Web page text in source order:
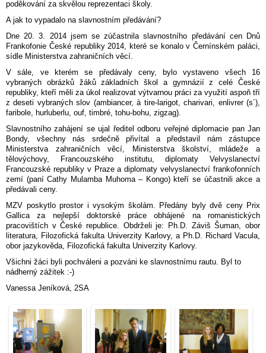
poděkování za skvělou reprezentaci školy.
A jak to vypadalo na slavnostním předávání?
Dne 20. 3. 2014 jsem se zúčastnila slavnostního předávání cen Dnů
Frankofonie České republiky 2014, které se konalo v Černínském paláci,
sídle Ministerstva zahraničních věcí.
V sále, ve kterém se předávaly ceny, bylo vystaveno všech 16
vybraných obrázků žáků základních škol a gymnázií z celé České
republiky, kteří měli za úkol realizovat výtvarnou práci za využití aspoň tří
z deseti vybraných slov (ambiancer, à tire-larigot, charivari, enlivrer (s´),
faribole, hurluberlu, ouf, timbré, tohu-bohu, zigzag).
Slavnostního zahájení se ujal ředitel odboru veřejné diplomacie pan Jan
Bondy, všechny nás srdečně přivítal a představil nám zástupce
Ministerstva zahraničních věcí, Ministerstva školství, mládeže a
tělovýchovy, Francouzského institutu, diplomaty Velvyslanectví
Francouzské republiky v Praze a diplomaty velvyslanectví frankofonních
zemí (paní Cathy Mulamba Muhoma – Kongo) kteří se účastnili akce a
předávali ceny.
MZV poskytlo prostor i vysokým školám. Předány byly dvě ceny Prix
Gallica za nejlepší doktorské práce obhájené na romanistických
pracovištích v České republice. Obdrželi je: Ph.D. Záviš Šuman, obor
literatura, Filozofická fakulta Univerzity Karlovy, a Ph.D. Richard Vacula,
obor jazykověda, Filozofická fakulta Univerzity Karlovy.
Všichni žáci byli pochváleni a pozváni ke slavnostnímu rautu. Byl to
nádherný zážitek :-)
Vanessa Jeníková, 2SA